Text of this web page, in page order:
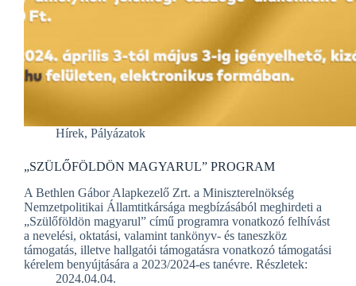
Hírek, Pályázatok
„SZÜLŐFÖLDÖN MAGYARUL” PROGRAM
A Bethlen Gábor Alapkezelő Zrt. a Miniszterelnökség
Nemzetpolitikai Államtitkársága megbízásából meghirdeti a
„Szülőföldön magyarul” című programra vonatkozó felhívást
a nevelési, oktatási, valamint tankönyv- és taneszköz
támogatás, illetve hallgatói támogatásra vonatkozó támogatási
kérelem benyújtására a 2023/2024-es tanévre. Részletek:
2024.04.04.